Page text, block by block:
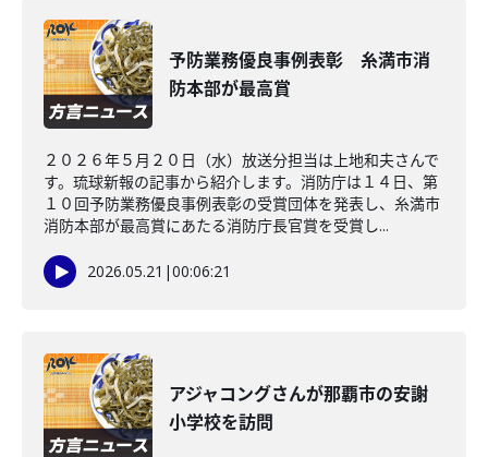
予防業務優良事例表彰 糸満市消
防本部が最高賞
２０２６年５月２０日（水）放送分担当は上地和夫さんで
す。琉球新報の記事から紹介します。消防庁は１４日、第
１０回予防業務優良事例表彰の受賞団体を発表し、糸満市
消防本部が最高賞にあたる消防庁長官賞を受賞し...
2026.05.21 |00:06:21
アジャコングさんが那覇市の安謝
小学校を訪問